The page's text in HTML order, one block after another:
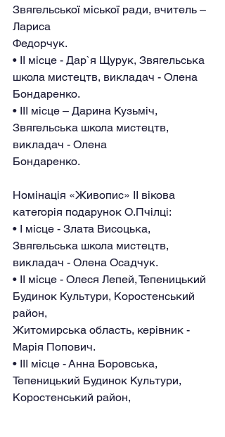
Звягельської міської ради, вчитель –
Лариса
Федорчук.
• ІІ місце - Дар`я Щурук, Звягельська
школа мистецтв, викладач - Олена
Бондаренко.
• ІІІ місце – Дарина Кузьміч,
Звягельська школа мистецтв,
викладач - Олена
Бондаренко.
Номінація «Живопис» ІІ вікова
категорія подарунок О.Пчілці:
• І місце - Злата Висоцька,
Звягельська школа мистецтв,
викладач - Олена Осадчук.
• ІІ місце - Олеся Лепей, Тепеницький
Будинок Культури, Коростенський
район,
Житомирська область, керівник -
Марія Попович.
• ІІІ місце - Анна Боровська,
Тепеницький Будинок Культури,
Коростенський район,